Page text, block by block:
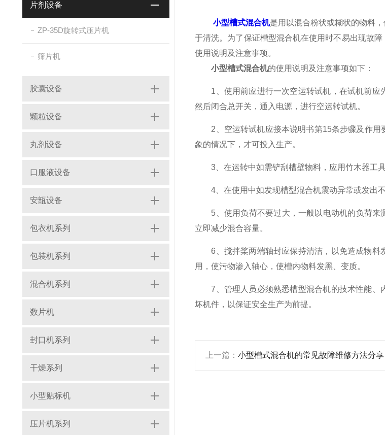
片剂设备
ZP-35D旋转式压片机
筛片机
胶囊设备
颗粒设备
丸剂设备
口服液设备
安瓿设备
包衣机系列
包装机系列
混合机系列
数片机
封口机系列
干燥系列
小型贴标机
压片机系列
小型槽式混合机是用以混合粉状或糊状的物料
于清洗。为了保证槽型混合机在使用时不易出现故
使用说明及注意事项。
小型槽式混合机的使用说明及注意事项如下：
1、使用前应进行一次空运转试机，在试机前应
然后闭合总开关，通入电源，进行空运转试机。
2、空运转试机应接本说明书第15条步骤及作用
象的情况下，才可投入生产。
3、在运转中如需铲刮槽壁物料，应用竹木器工具
4、在使用中如发现槽型混合机震动异常或发出不
5、使用负荷不要过大，一般以电动机的负荷来
立即减少混合容量。
6、搅拌桨两端轴封应保持清洁，以免造成物料
用，使污物渗入轴心，使槽内物料发黑、变质。
7、管理人员必须熟悉槽型混合机的技术性能、
坏机件，以保证安全生产为前提。
上一篇： 小型槽式混合机的常见故障维修方法分享